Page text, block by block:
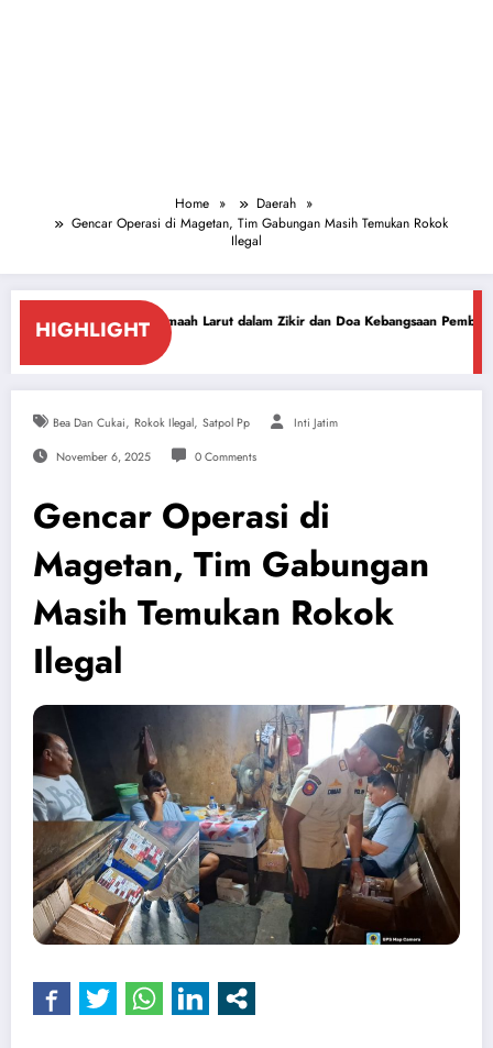
Home
Daerah
Gencar Operasi di Magetan, Tim Gabungan Masih Temukan Rokok
Ilegal
HIGHLIGHT
Larut dalam Zikir dan Doa Kebangsaan Pembuka HUT ke-81 RI
Bea Dan Cukai, Rokok Ilegal, Satpol Pp Inti Jatim
November 6, 2025 0 Comments
Gencar Operasi di
Magetan, Tim Gabungan
Masih Temukan Rokok
Ilegal